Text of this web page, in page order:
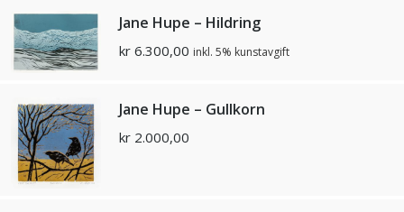
Jane Hupe – Hildring
kr 6.300,00 inkl. 5% kunstavgift
Jane Hupe – Gullkorn
kr 2.000,00